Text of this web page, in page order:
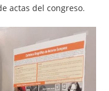
actas del congreso.